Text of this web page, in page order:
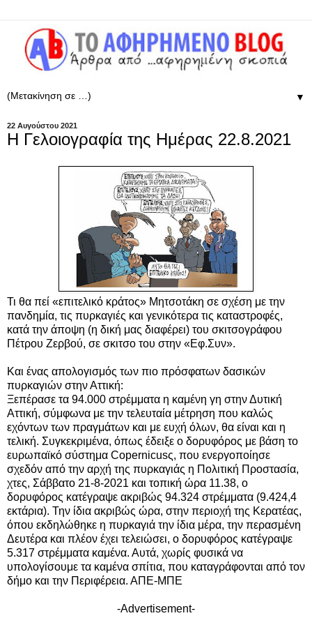
▼
22 Αυγούστου 2021
Η Γελοιογραφία της Ημέρας 22.8.2021
Τι θα πεί «επιτελικό κράτος» Μητσοτάκη σε σχέση με την
πανδημία, τις πυρκαγιές και γενικότερα τις καταστροφές,
κατά την άποψη (η δική μας διαφέρει) του σκιτσογράφου
Πέτρου Ζερβού, σε σκιτσο του στην «Εφ.Συν».
Και ένας απολογισμός των πιο πρόσφατων δασικών
πυρκαγιών στην Αττική:
Ξεπέρασε τα 94.000 στρέμματα η καμένη γη στην Δυτική
Αττική, σύμφωνα με την τελευταία μέτρηση που καλώς
εχόντων των πραγμάτων και με ευχή όλων, θα είναι και η
τελική. Συγκεκριμένα, όπως έδειξε ο δορυφόρος με βάση το
ευρωπαϊκό σύστημα Copernicusς, που ενεργοποίησε
σχεδόν από την αρχή της πυρκαγιάς η Πολιτική Προστασία,
χτες, Σάββατο 21-8-2021 και τοπική ώρα 11.38, ο
δορυφόρος κατέγραψε ακριβώς 94.324 στρέμματα (9.424,4
εκτάρια). Την ίδια ακριβώς ώρα, στην περιοχή της Κερατέας,
όπου εκδηλώθηκε η πυρκαγιά την ίδια μέρα, την περασμένη
Δευτέρα και πλέον έχει τελειώσει, ο δορυφόρος κατέγραψε
5.317 στρέμματα καμένα. Αυτά, χωρίς φυσικά να
υπολογίσουμε τα καμένα σπίτια, που καταγράφονται από τον
δήμο και την Περιφέρεια. ΑΠΕ-ΜΠΕ
-Advertisement-